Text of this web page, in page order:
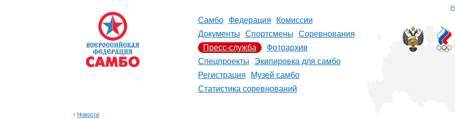
Самбо Федерация
Комиссии
Документы
Спортсмены
Соревнования
Пресс-служба
Фотоархив
Спецпроекты
Экипировка для самбо
Регистрация
Музей самбо
Статистика соревнований
↑ Новости